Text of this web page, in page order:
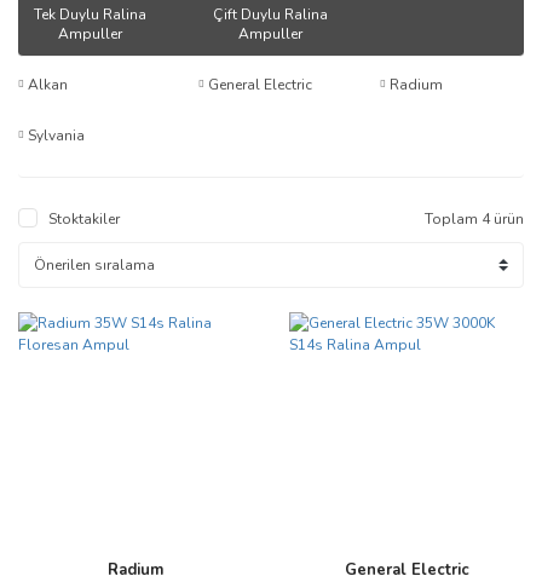
Tek Duylu Ralina
Ampuller
Çift Duylu Ralina
Ampuller
Alkan General Electric Radium
Sylvania
Stoktakiler Toplam 4 ürün
Radium
General Electric